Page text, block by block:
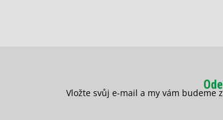
Vložte svůj e-mail a my vám budeme